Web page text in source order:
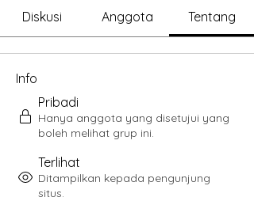
Diskusi Anggota Tentang
Info
Pribadi
Hanya anggota yang disetujui yang
boleh melihat grup ini.
Terlihat
Ditampilkan kepada pengunjung
situs.